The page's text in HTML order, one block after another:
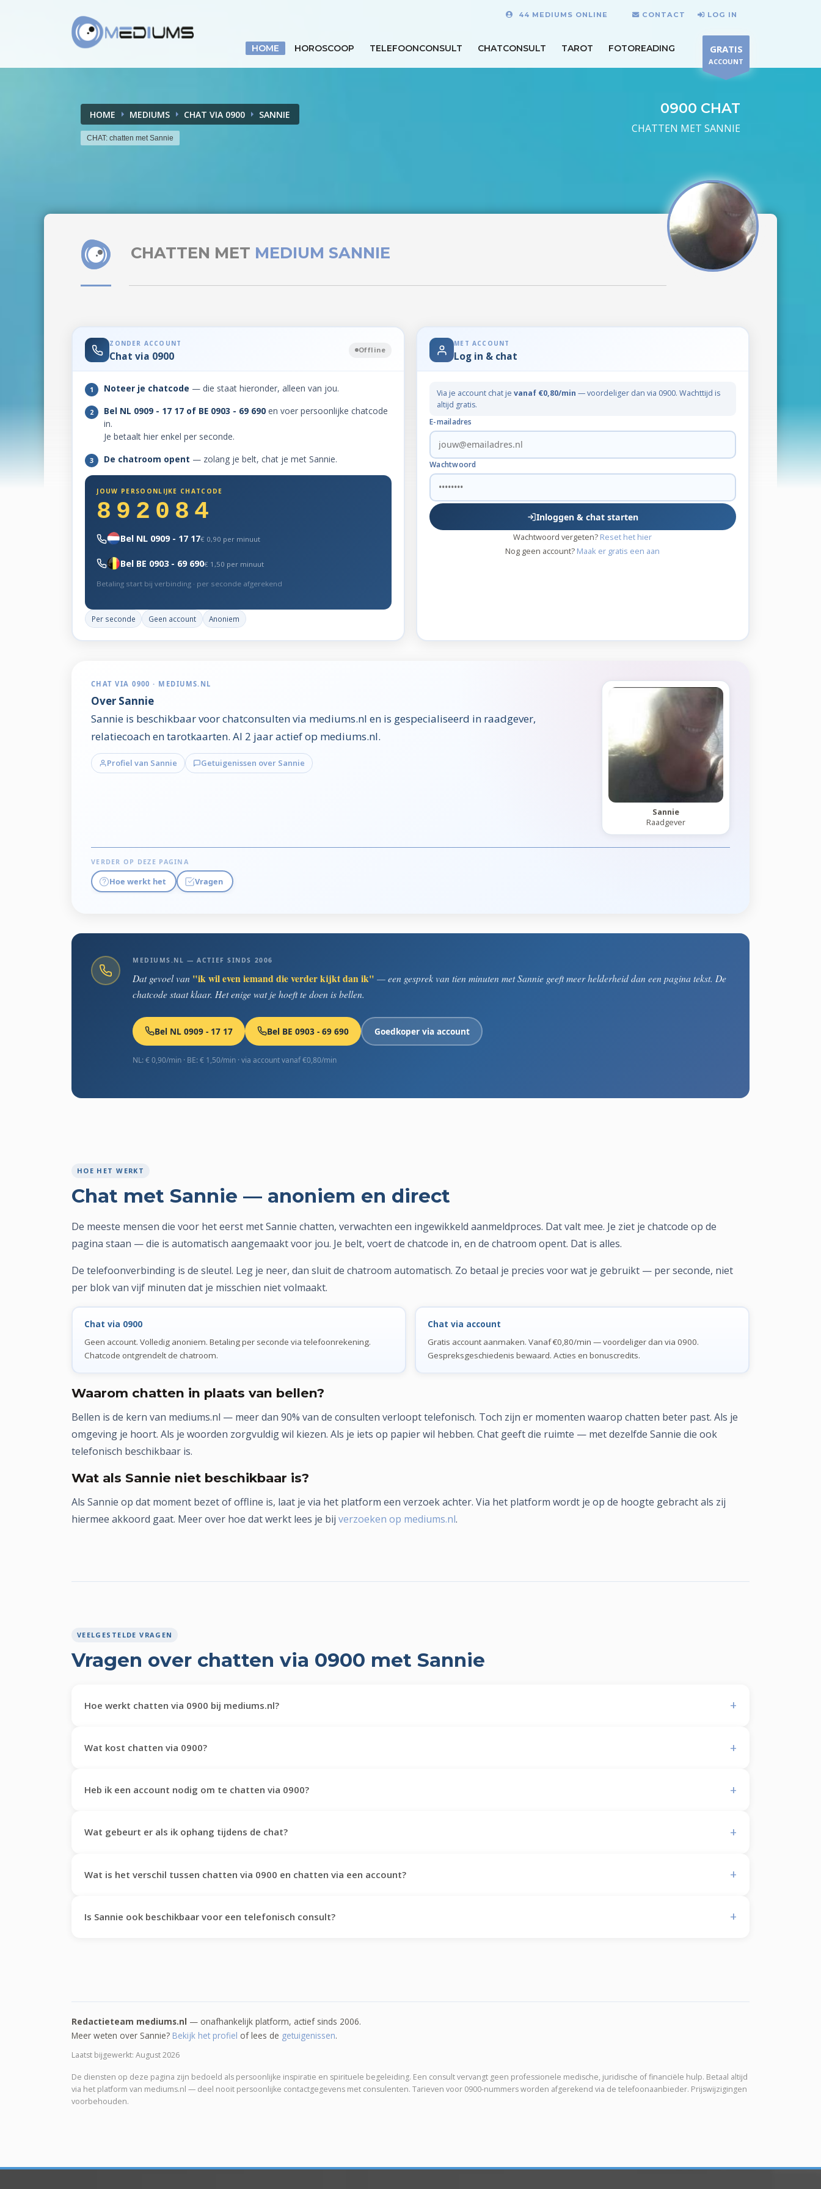
44 MEDIUMS ONLINE CONTACT LOG IN
HOME HOROSCOOP TELEFOONCONSULT CHATCONSULT TAROT FOTOREADING GRATIS
ACCOUNT
HOME MEDIUMS CHAT VIA 0900 SANNIE
CHAT: chatten met Sannie
0900 CHAT
CHATTEN MET SANNIE
CHATTEN MET MEDIUM SANNIE
ZONDER ACCOUNT
Chat via 0900 Offline
1 Noteer je chatcode — die staat hieronder, alleen van jou.
2 Bel NL 0909 - 17 17 of BE 0903 - 69 690 en voer persoonlijke chatcode
in.
Je betaalt hier enkel per seconde.
3 De chatroom opent — zolang je belt, chat je met Sannie.
JOUW PERSOONLIJKE CHATCODE
892084
Bel NL 0909 - 17 17€ 0,90 per minuut
Bel BE 0903 - 69 690€ 1,50 per minuut
Betaling start bij verbinding · per seconde afgerekend
Per seconde Geen account Anoniem
MET ACCOUNT
Log in & chat
Via je account chat jevanaf €0,80/min — voordeliger dan via 0900. Wachttijd is
altijd gratis.
E-mailadres
Wachtwoord
Inloggen & chat starten
Wachtwoord vergeten? Reset het hier
Nog geen account? Maak er gratis een aan
CHAT VIA 0900 · MEDIUMS.NL
Over Sannie
Sannie is beschikbaar voor chatconsulten via mediums.nl en is gespecialiseerd in raadgever,
relatiecoach en tarotkaarten. Al 2 jaar actief op mediums.nl.
Profiel van Sannie Getuigenissen over Sannie
Sannie
Raadgever
VERDER OP DEZE PAGINA
Hoe werkt het Vragen
MEDIUMS.NL — ACTIEF SINDS 2006
Dat gevoel van "ik wil even iemand die verder kijkt dan ik" — een gesprek van tien minuten met Sannie geeft meer helderheid dan een pagina tekst. De
chatcode staat klaar. Het enige wat je hoeft te doen is bellen.
Bel NL 0909 - 17 17 Bel BE 0903 - 69 690 Goedkoper via account
NL: € 0,90/min · BE: € 1,50/min · via account vanaf €0,80/min
HOE HET WERKT
Chat met Sannie — anoniem en direct
De meeste mensen die voor het eerst met Sannie chatten, verwachten een ingewikkeld aanmeldproces. Dat valt mee. Je ziet je chatcode op de
pagina staan — die is automatisch aangemaakt voor jou. Je belt, voert de chatcode in, en de chatroom opent. Dat is alles.
De telefoonverbinding is de sleutel. Leg je neer, dan sluit de chatroom automatisch. Zo betaal je precies voor wat je gebruikt — per seconde, niet
per blok van vijf minuten dat je misschien niet volmaakt.
Chat via 0900
Geen account. Volledig anoniem. Betaling per seconde via telefoonrekening.
Chatcode ontgrendelt de chatroom.
Chat via account
Gratis account aanmaken. Vanaf €0,80/min — voordeliger dan via 0900.
Gespreksgeschiedenis bewaard. Acties en bonuscredits.
Waarom chatten in plaats van bellen?
Bellen is de kern van mediums.nl — meer dan 90% van de consulten verloopt telefonisch. Toch zijn er momenten waarop chatten beter past. Als je
omgeving je hoort. Als je woorden zorgvuldig wil kiezen. Als je iets op papier wil hebben. Chat geeft die ruimte — met dezelfde Sannie die ook
telefonisch beschikbaar is.
Wat als Sannie niet beschikbaar is?
Als Sannie op dat moment bezet of offline is, laat je via het platform een verzoek achter. Via het platform wordt je op de hoogte gebracht als zij
hiermee akkoord gaat. Meer over hoe dat werkt lees je bij verzoeken op mediums.nl.
VEELGESTELDE VRAGEN
Vragen over chatten via 0900 met Sannie
Hoe werkt chatten via 0900 bij mediums.nl?
Wat kost chatten via 0900?
Heb ik een account nodig om te chatten via 0900?
Wat gebeurt er als ik ophang tijdens de chat?
Wat is het verschil tussen chatten via 0900 en chatten via een account?
Is Sannie ook beschikbaar voor een telefonisch consult?
Redactieteam mediums.nl — onafhankelijk platform, actief sinds 2006.
Meer weten over Sannie? Bekijk het profiel of lees de getuigenissen.
Laatst bijgewerkt: August 2026
De diensten op deze pagina zijn bedoeld als persoonlijke inspiratie en spirituele begeleiding. Een consult vervangt geen professionele medische, juridische of financiële hulp. Betaal altijd
via het platform van mediums.nl — deel nooit persoonlijke contactgegevens met consulenten. Tarieven voor 0900-nummers worden afgerekend via de telefoonaanbieder. Prijswijzigingen
voorbehouden.